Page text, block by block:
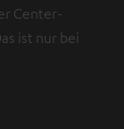
Center-
ist nur bei